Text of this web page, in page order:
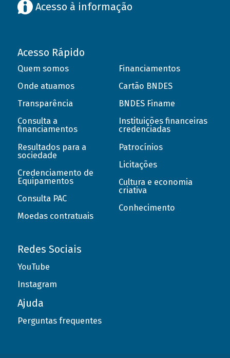
Acesso à informação
Acesso Rápido
Quem somos
Onde atuamos
Transparência
Consulta a
financiamentos
Resultados para a
sociedade
Credenciamento de
Equipamentos
Consulta PAC
Moedas contratuais
Financiamentos
Cartão BNDES
BNDES Finame
Instituições financeiras
credenciadas
Patrocínios
Licitações
Cultura e economia
criativa
Conhecimento
Redes Sociais
YouTube
Instagram
Ajuda
Perguntas frequentes